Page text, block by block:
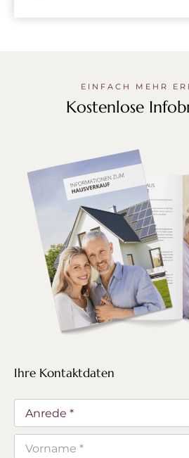
EINFACH MEHR
Kostenlose
Ihre Kontaktdaten